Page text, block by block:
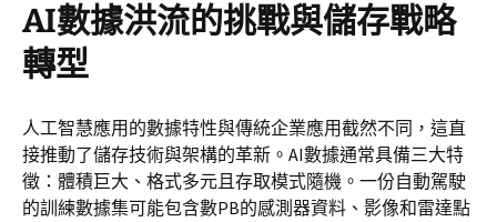
AI數據洪流的挑戰與儲存戰略
轉型
人工智慧應用的數據特性與傳統企業應用截然不同，這直
接推動了儲存技術與架構的革新。AI數據通常具備三大特
徵：體積巨大、格式多元且存取模式隨機。一份自動駕駛
的訓練數據集可能包含數PB的感測器資料、影像和雷達點